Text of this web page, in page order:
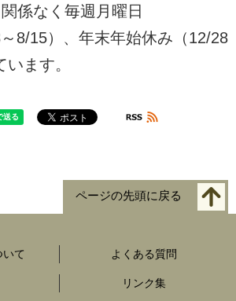
係なく毎週月曜日
8/15）、年末年始休み（12/28
ます。
ページの先頭に戻る
て よくある質問
リンク集